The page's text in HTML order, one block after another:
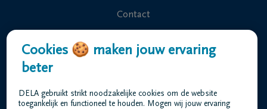
Contact
Overlijdensberichten
Veelgestelde vragen
Cookies 🍪 maken jouw ervaring
beter
DELA gebruikt strikt noodzakelijke cookies om de website
toegankelijk en functioneel te houden. Mogen wij jouw ervaring